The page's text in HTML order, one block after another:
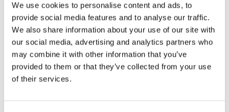
We use cookies to personalise content and ads, to
provide social media features and to analyse our traffic.
We also share information about your use of our site with
our social media, advertising and analytics partners who
may combine it with other information that you’ve
provided to them or that they’ve collected from your use
of their services.
Su dirección de correo electrónico no será publicada.
campos obligatorios están marcados con*